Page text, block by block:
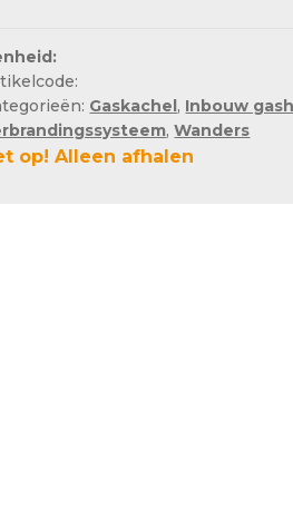
Gaskachel, Inbouw
,Wanders
op! Alleen afhalen